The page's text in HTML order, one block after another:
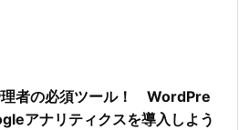
理者の必須ツール！ WordPre
アナリティクスを導入しよう